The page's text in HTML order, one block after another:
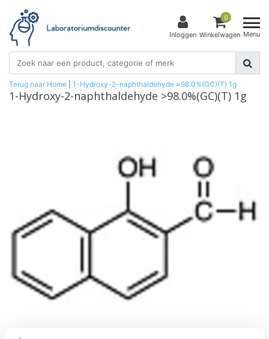
Inloggen
0
Winkelwagen Menu
Terug naar Home 1-Hydroxy-2-naphthaldehyde >98.0%(GC)(T) 1g
1-Hydroxy-2-naphthaldehyde >98.0%(GC)(T) 1g